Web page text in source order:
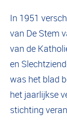
In 1951
van De Stem
van de
en
was het blad
het jaarlijkse
stichting